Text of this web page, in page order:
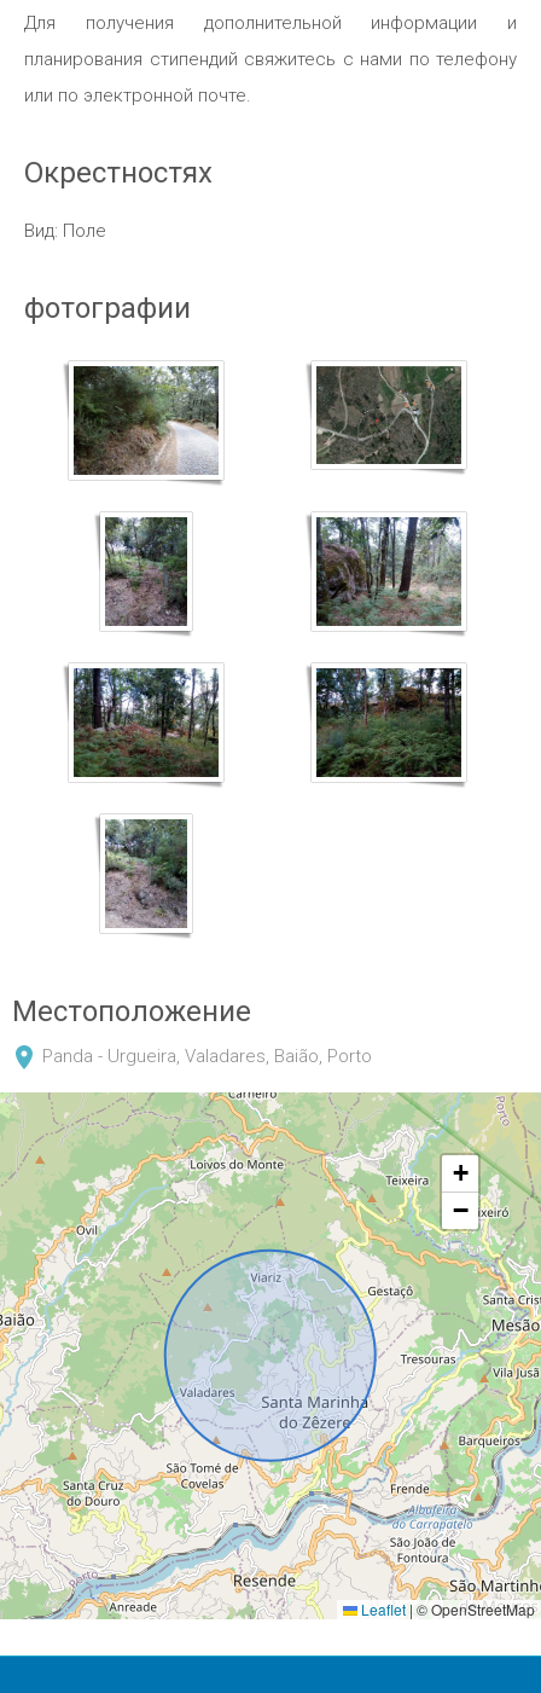
Для получения дополнительной информации и
планирования стипендий свяжитесь с нами по телефону
или по электронной почте.
Окрестностях
Вид: Поле
фотографии
Местоположение
Panda - Urgueira, Valadares, Baião, Porto
+
−
Leaflet | © OpenStreetMap